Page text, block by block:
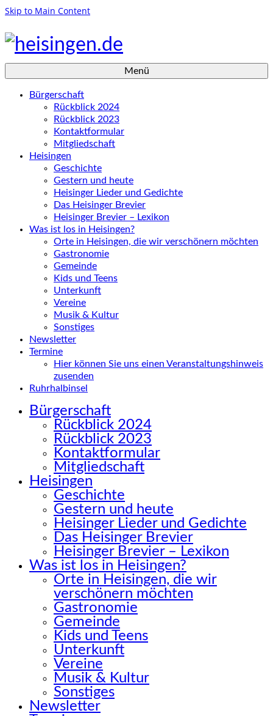
Skip to Main Content
Menü
Bürgerschaft
Rückblick 2024
Rückblick 2023
Kontaktformular
Mitgliedschaft
Heisingen
Geschichte
Gestern und heute
Heisinger Lieder und Gedichte
Das Heisinger Brevier
Heisinger Brevier – Lexikon
Was ist los in Heisingen?
Orte in Heisingen, die wir verschönern möchten
Gastronomie
Gemeinde
Kids und Teens
Unterkunft
Vereine
Musik & Kultur
Sonstiges
Newsletter
Termine
Hier können Sie uns einen Veranstaltungshinweis
zusenden
Ruhrhalbinsel
Bürgerschaft
Rückblick 2024
Rückblick 2023
Kontaktformular
Mitgliedschaft
Heisingen
Geschichte
Gestern und heute
Heisinger Lieder und Gedichte
Das Heisinger Brevier
Heisinger Brevier – Lexikon
Was ist los in Heisingen?
Orte in Heisingen, die wir
verschönern möchten
Gastronomie
Gemeinde
Kids und Teens
Unterkunft
Vereine
Musik & Kultur
Sonstiges
Newsletter